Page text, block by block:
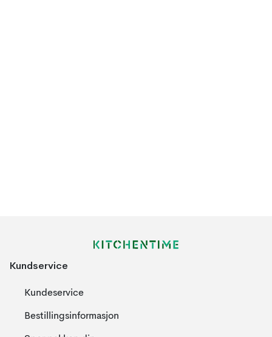
Kundservice
Kundeservice
Bestillingsinformasjon